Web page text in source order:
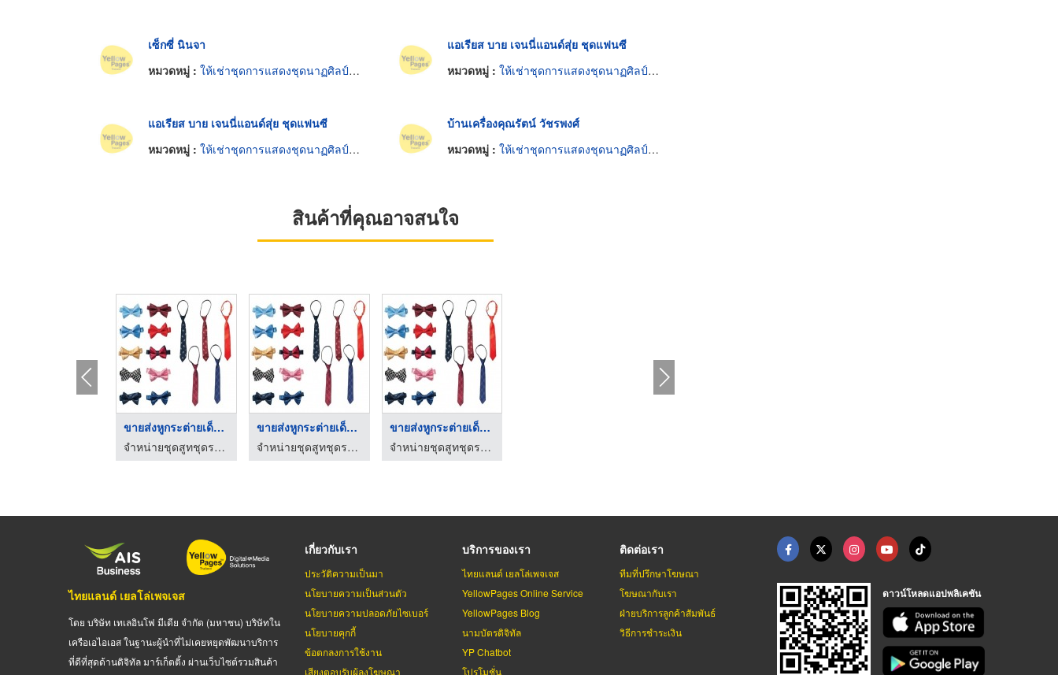
เซ็กซี่ นินจา
หมวดหมู่ : ให้เช่าชุดการแสดงชุดนาฏศิลป์ไทย
แอเรียส บาย เจนนี่แอนด์สุ่ย ชุดแฟนซี
หมวดหมู่ : ให้เช่าชุดการแสดงชุดนาฏศิลป์ไทย
แอเรียส บาย เจนนี่แอนด์สุ่ย ชุดแฟนซี
หมวดหมู่ : ให้เช่าชุดการแสดงชุดนาฏศิลป์ไทย
บ้านเครื่องคุณรัตน์ วัชรพงศ์
หมวดหมู่ : ให้เช่าชุดการแสดงชุดนาฏศิลป์ไทย
สินค้าที่คุณอาจสนใจ
ขายส่งหูกระต่ายเด็กเ ...
จำหน่ายชุดสูทชุดราตรีเด็ก - พร้อมเพิ่ม คอร์ปอเรชั่น กรุ๊ป
ขายส่งหูกระต่ายเด็กเ ...
จำหน่ายชุดสูทชุดราตรีเด็ก - พร้อมเพิ่ม คอร์ปอเรชั่น กรุ๊ป
ขายส่งหูกระต่ายเด็กเ ...
จำหน่ายชุดสูทชุดราตรีเด็ก - พร้อมเพิ่ม คอร์ปอเรชั่น กรุ๊ป
ไทยแลนด์ เยลโล่เพจเจส
โดย บริษัท เทเลอินโฟ มีเดีย จำกัด (มหาชน) บริษัทใน
เครือเอไอเอส ในฐานะผู้นำที่ไม่เคยหยุดพัฒนาบริการ
ที่ดีที่สุดด้านดิจิทัล มาร์เก็ตติ้ง ผ่านเว็บไซต์รวมสินค้า
เกี่ยวกับเรา
ประวัติความเป็นมา
นโยบายความเป็นส่วนตัว
นโยบายความปลอดภัยไซเบอร์
นโยบายคุกกี้
ข้อตกลงการใช้งาน
เสียงตอบรับผู้ลงโฆษณา
บริการของเรา
ไทยแลนด์ เยลโล่เพจเจส
YellowPages Online Service
YellowPages Blog
นามบัตรดิจิทัล
YP Chatbot
โปรโมชั่น
ติดต่อเรา
ทีมที่ปรึกษาโฆษณา
โฆษณากับเรา
ฝ่ายบริการลูกค้าสัมพันธ์
วิธีการชำระเงิน
ดาวน์โหลดแอปพลิเคชัน